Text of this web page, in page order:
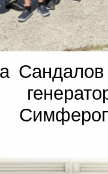
Сандалов